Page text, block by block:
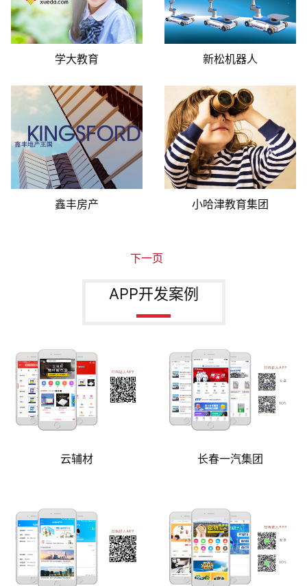
学大教育 新松机器人
鑫丰房产 小哈津教育集团
下一页
APP开发案例
云辅材 长春一汽集团